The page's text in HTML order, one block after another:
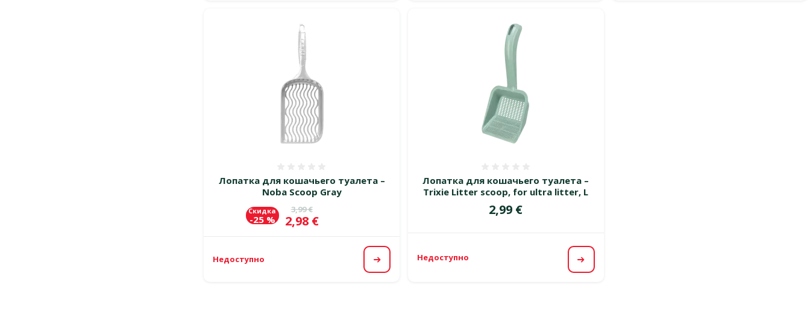
Лопатка для кошачьего туалета –
Noba Scoop Gray
Исходная цена
3,99 €
Цена
2,98 €
Скидка
-25 %
Недоступно Посмотреть
Лопатка для кошачьего туалета –
Trixie Litter scoop, for ultra litter, L
Цена
2,99 €
Недоступно
Посмотреть